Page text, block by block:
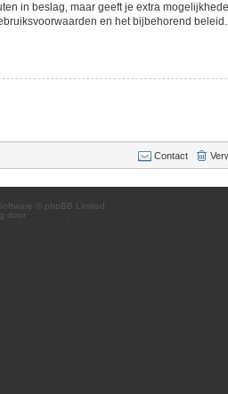
in beslag, maar geeft je extra
en het bijbehorend
Contact
© phpBB Limited
door